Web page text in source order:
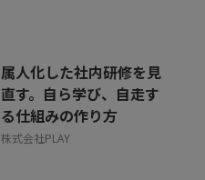
属人化した社内研修を見
直す。自ら学び、自走す
る仕組みの作り方
株式会社PLAY